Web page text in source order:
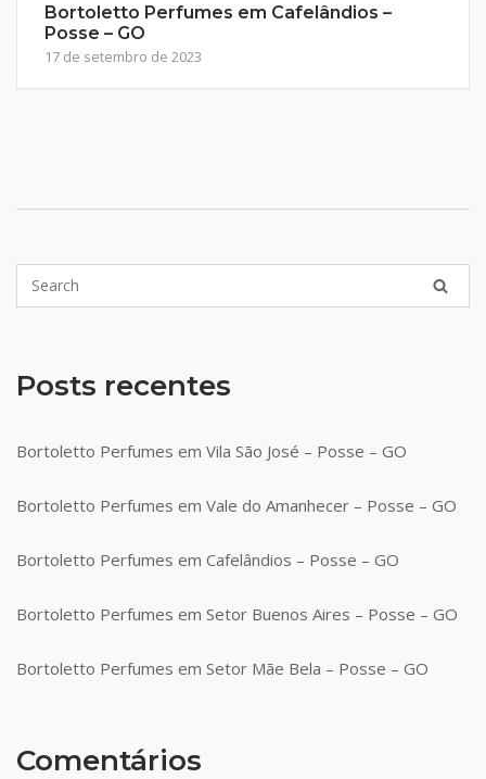
Bortoletto Perfumes em Cafelândios –
Posse – GO
17 de setembro de 2023
Posts recentes
Bortoletto Perfumes em Vila São José – Posse – GO
Bortoletto Perfumes em Vale do Amanhecer – Posse – GO
Bortoletto Perfumes em Cafelândios – Posse – GO
Bortoletto Perfumes em Setor Buenos Aires – Posse – GO
Bortoletto Perfumes em Setor Mãe Bela – Posse – GO
Comentários